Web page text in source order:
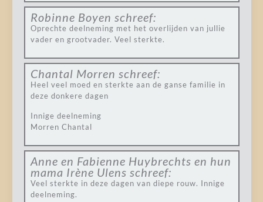
Robinne Boyen schreef:
Oprechte deelneming met het overlijden van jullie
vader en grootvader. Veel sterkte.
Chantal Morren schreef:
Heel veel moed en sterkte aan de ganse familie in
deze donkere dagen
Innige deelneming
Morren Chantal
Anne en Fabienne Huybrechts en hun
mama Irène Ulens schreef:
Veel sterkte in deze dagen van diepe rouw. Innige
deelneming.